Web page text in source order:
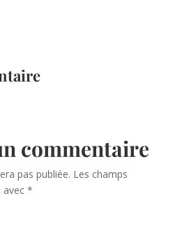
commentaire
pas publiée. Les champs
avec*